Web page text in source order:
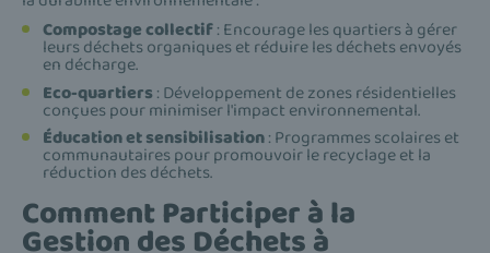
Compostage collectif: Encourage les quartiers à gérer
leurs déchets organiques et réduire les déchets envoyés
en décharge.
Eco-quartiers : Développement de zones résidentielles
conçues pour minimiser l'impact environnemental.
Éducation et sensibilisation: Programmes scolaires et
communautaires pour promouvoir le recyclage et la
réduction des déchets.
Comment Participer à la
Gestion des Déchets à